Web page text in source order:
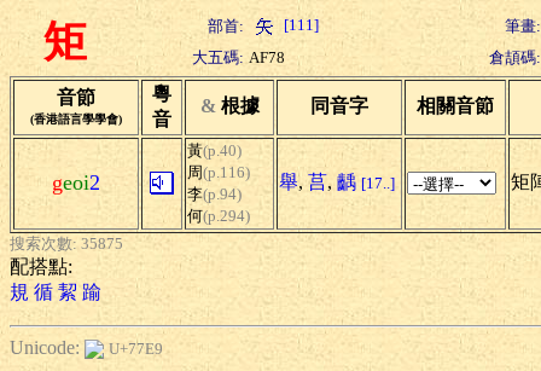
矩 部首: [111]
筆畫:
大五碼: AF78 倉頡碼:
音節
(香港語言學學會)
粵
音
& 根據 同音字 相關音節
geoi2
黃(p.40)
周(p.116)
李(p.94)
何(p.294)
舉, 莒, 齲 [17..] 矩
搜索次數: 35875
配搭點:
規 循 絜 踰
Unicode:
U+77E9